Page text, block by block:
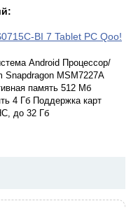
BI 7 Tablet PC Qoo!
Android Процессор/
Snapdragon MSM7227A
память 512 Мб
4 Гб Поддержка карт
до 32 Гб